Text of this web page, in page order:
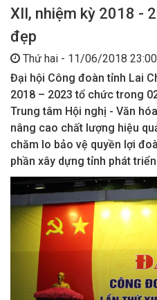
XII, nhiệm kỳ 2018 -
đẹp
Thứ hai - 11/06/2018 23:00
Đại hội Công đoàn tỉnh Lai
2018 – 2023 tổ chức trong
Trung tâm Hội nghị - Văn
nâng cao chất lượng hiệu
chăm lo bảo vệ quyền lợi
phần xây dựng tỉnh phát